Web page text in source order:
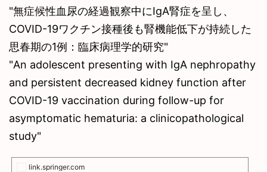
"無症候性血尿の経過観察中にIgA腎症を呈し、
COVID-19ワクチン接種後も腎機能低下が持続した
思春期の1例：臨床病理学的研究"
"An adolescent presenting with IgA nephropathy
and persistent decreased kidney function after
COVID-19 vaccination during follow-up for
asymptomatic hematuria: a clinicopathological
study"
link.springer.com